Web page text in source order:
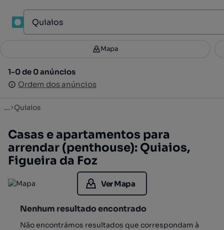
Filtros 3
1-0 de 0 anúncios
Ordem dos anúncios
Mapa
1-0 de 0 anúncios
Ordem dos anúncios
... Quiaios
Casas e apartamentos para
arrendar (penthouse): Quiaios,
Figueira da Foz
Ver Mapa
Nenhum resultado encontrado
Não encontrámos resultados que correspondam à